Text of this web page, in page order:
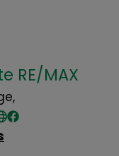
RE/MAX